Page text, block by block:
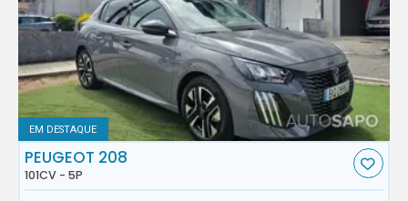
EM DESTAQUE
PEUGEOT 208
101CV - 5P